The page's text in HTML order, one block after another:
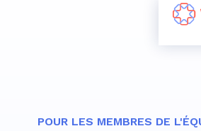
POUR LES MEMBRES DE